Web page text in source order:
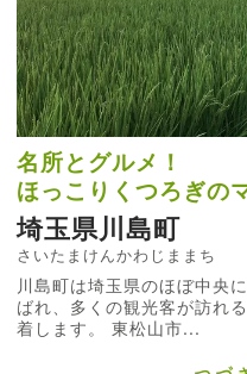
名所とグルメ！
ほっこりくつろぎの
埼玉県川島町
さいたまけんかわじままち
川島町は埼玉県のほぼ中央
ばれ、多くの観光客が訪れ
着します。 東松山市...